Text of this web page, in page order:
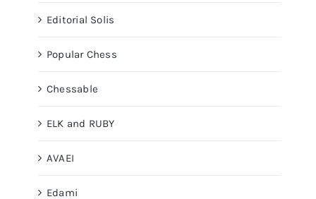
Editorial Solis
Popular Chess
Chessable
ELK and RUBY
AVAEI
Edami